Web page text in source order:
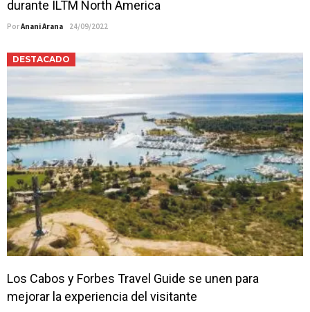
durante ILTM North America
PorAnani Arana 24/09/2022
DESTACADO
Los Cabos y Forbes Travel Guide se unen para
mejorar la experiencia del visitante